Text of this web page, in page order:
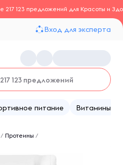
217 123 предложений для Красоты и
Вход для эксперта
питание Витамины
/ Протеины /